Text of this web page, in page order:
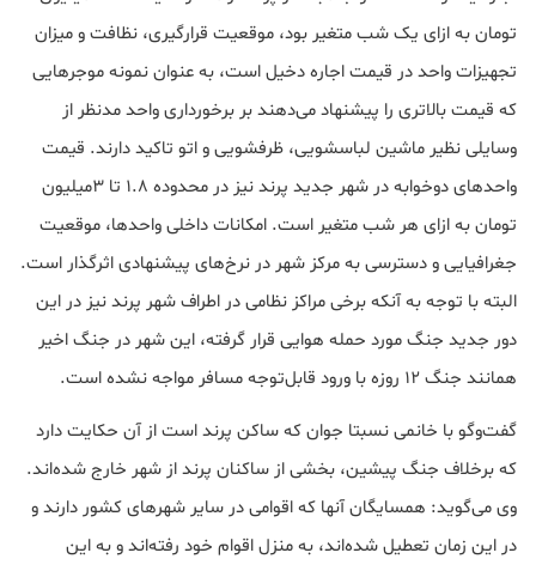
تومان به ازای یک شب متغیر بود، موقعیت قرارگیری، نظافت و میزان
تجهیزات واحد در قیمت اجاره دخیل است، به عنوان نمونه موجرهایی
که قیمت بالاتری را پیشنهاد می‌دهند بر برخورداری واحد مدنظر از
وسایلی نظیر ماشین لباسشویی، ظرفشویی و اتو تاکید دارند. قیمت
واحدهای دوخوابه در شهر جدید پرند نیز در محدوده ۱.۸ تا ۳‌میلیون
تومان به ازای هر شب متغیر است. امکانات داخلی واحدها، موقعیت
جغرافیایی و دسترسی به مرکز شهر در نرخ‌های پیشنهادی اثرگذار است.
البته با توجه به آنکه برخی مراکز نظامی در اطراف شهر پرند نیز در این
دور جدید جنگ مورد حمله هوایی قرار گرفته، این شهر در جنگ اخیر
همانند جنگ ۱۲ روزه با ورود قابل‌توجه مسافر مواجه نشده است.
گفت‌وگو با خانمی نسبتا جوان که ساکن پرند است از آن حکایت دارد
که برخلاف جنگ پیشین، بخشی از ساکنان پرند از شهر خارج شده‌اند.
وی می‌گوید: همسایگان آنها که اقوامی در سایر شهرهای کشور دارند و
در این زمان تعطیل شده‌اند، به منزل اقوام خود رفته‌اند و به این